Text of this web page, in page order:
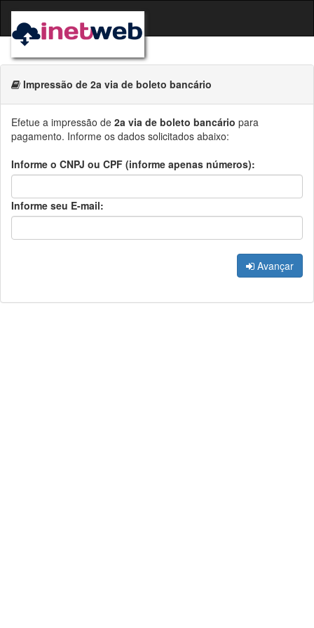
Impressão de 2a via de boleto bancário
Efetue a impressão de 2a via de boleto bancário para
pagamento. Informe os dados solicitados abaixo:
Informe o CNPJ ou CPF (informe apenas números):
Informe seu E-mail:
Avançar